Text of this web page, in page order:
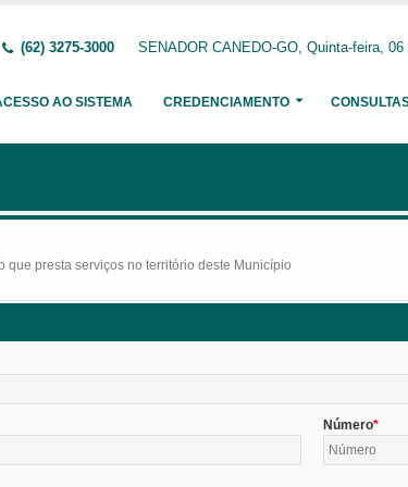
(62) 3275-3000 SENADOR CANEDO-GO, Quinta-feira,
AO SISTEMA CREDENCIAMENTO
presta serviços no território deste Município
Número